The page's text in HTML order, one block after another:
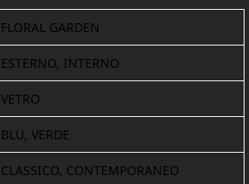
FLORAL GARDEN
ESTERNO, INTERNO
VETRO
BLU, VERDE
CLASSICO, CONTEMPORANEO